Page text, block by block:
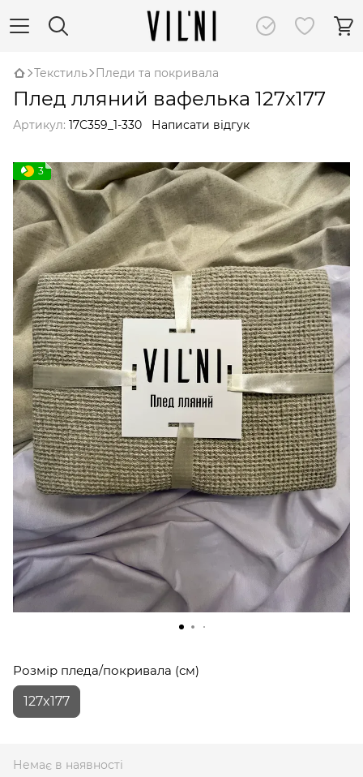
Текстиль Пледи та покривала
Плед лляний вафелька 127x177
Артикул: 17C359_1-330 Написати відгук
3
Розмір пледа/покривала (см)
127x177
Немає в наявності